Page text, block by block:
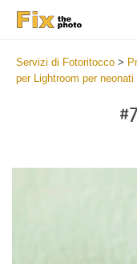
Servizi di Fotoritocco >
per Lightroom per neonati